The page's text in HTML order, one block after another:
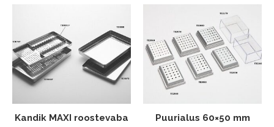
Kandik MAXI roostevaba Puurialus 60×50 mm